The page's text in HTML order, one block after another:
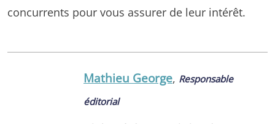
concurrents pour vous assurer de leur intérêt.
Mathieu George, Responsable
éditorial